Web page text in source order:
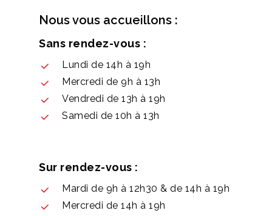
Nous vous accueillons :
Sans rendez-vous :
Lundi de 14h à 19h
Mercredi de 9h à 13h
Vendredi de 13h à 19h
Samedi de 10h à 13h
Sur rendez-vous :
Mardi de 9h à 12h30 & de 14h à 19h
Mercredi de 14h à 19h